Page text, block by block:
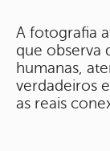
A fotografia
que observa
humanas,
verdadeiros
as reais